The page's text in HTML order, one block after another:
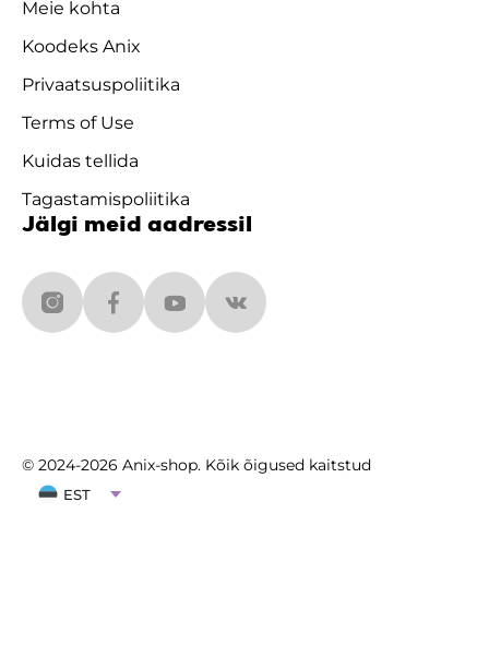
Meie kohta
Koodeks Anix
Privaatsuspoliitika
Terms of Use
Kuidas tellida
Tagastamispoliitika
Jälgi meid aadressil
© 2024-2026 Anix-shop. Kõik õigused kaitstud
EST